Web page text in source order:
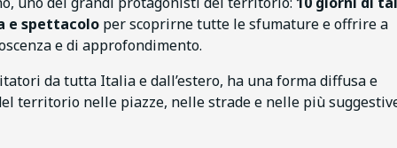
e spettacolo per scoprirne tutte le sfumature e offrire a
e di approfondimento.
da tutta Italia e dall’estero, ha una forma diffusa e
territorio nelle piazze, nelle strade e nelle più